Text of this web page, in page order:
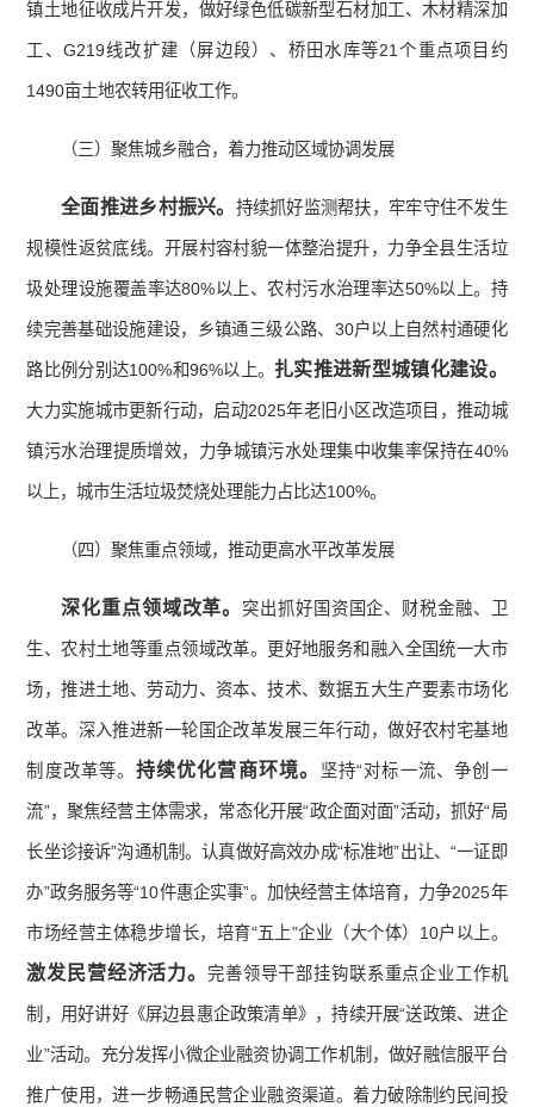
镇土地征收成片开发，做好绿色低碳新型石材加工、木材精深加
工、G219线改扩建（屏边段）、桥田水库等21个重点项目约
1490亩土地农转用征收工作。
（三）聚焦城乡融合，着力推动区域协调发展
全面推进乡村振兴。 持续抓好监测帮扶，牢牢守住不发生
规模性返贫底线。开展村容村貌一体整治提升，力争全县生活垃
圾处理设施覆盖率达80%以上、农村污水治理率达50%以上。持
续完善基础设施建设，乡镇通三级公路、30户以上自然村通硬化
路比例分别达100%和96%以上。 扎实推进新型城镇化建设。
大力实施城市更新行动，启动2025年老旧小区改造项目，推动城
镇污水治理提质增效，力争城镇污水处理集中收集率保持在40%
以上，城市生活垃圾焚烧处理能力占比达100%。
（四）聚焦重点领域，推动更高水平改革发展
深化重点领域改革。突出抓好国资国企、财税金融、卫
生、农村土地等重点领域改革。更好地服务和融入全国统一大市
场，推进土地、劳动力、资本、技术、数据五大生产要素市场化
改革。深入推进新一轮国企改革发展三年行动，做好农村宅基地
制度改革等。 持续优化营商环境。 坚持“对标一流、争创一
流”，聚焦经营主体需求，常态化开展“政企面对面”活动，抓好“局
长坐诊接诉”沟通机制。认真做好高效办成“标准地”出让、“一证即
办”政务服务等“10件惠企实事”。加快经营主体培育，力争2025年
市场经营主体稳步增长，培育“五上”企业（大个体）10户以上。
激发民营经济活力。完善领导干部挂钩联系重点企业工作机
制，用好讲好《屏边县惠企政策清单》，持续开展“送政策、进企
业”活动。充分发挥小微企业融资协调工作机制，做好融信服平台
推广使用，进一步畅通民营企业融资渠道。着力破除制约民间投